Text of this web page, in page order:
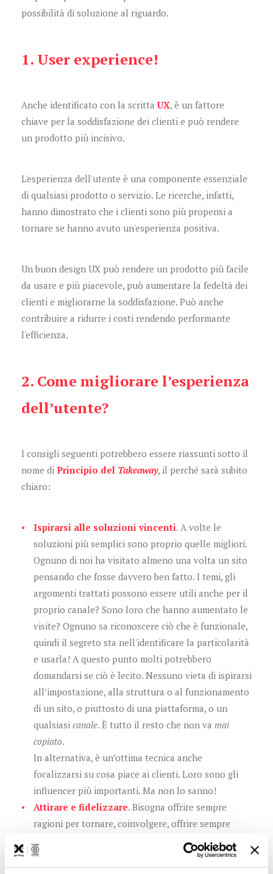
possibilità di soluzione al riguardo.
1. User experience!
Anche identificato con la scrittaUX, è un fattore
chiave per la soddisfazione dei clienti e può rendere
un prodotto più incisivo.
L'esperienza dell'utente è una componente essenziale
di qualsiasi prodotto o servizio. Le ricerche, infatti,
hanno dimostrato che i clienti sono più propensi a
tornare se hanno avuto un'esperienza positiva.
Un buon design UX può rendere un prodotto più facile
da usare e più piacevole, può aumentare la fedeltà dei
clienti e migliorarne la soddisfazione. Può anche
contribuire a ridurre i costi rendendo performante
l'efficienza.
2. Come migliorare l’esperienza
dell’utente?
I consigli seguenti potrebbero essere riassunti sotto il
nome di Principio del Takeaway, il perché sarà subito
chiaro:
Ispirarsi alle soluzioni vincenti. A volte le
soluzioni più semplici sono proprio quelle migliori.
Ognuno di noi ha visitato almeno una volta un sito
pensando che fosse davvero ben fatto. I temi, gli
argomenti trattati possono essere utili anche per il
proprio canale? Sono loro che hanno aumentato le
visite? Ognuno sa riconoscere ciò che è funzionale,
quindi il segreto sta nell'identificare la particolarità
e usarla! A questo punto molti potrebbero
domandarsi se ciò è lecito. Nessuno vieta di ispirarsi
all’impostazione, alla struttura o al funzionamento
di un sito, o piuttosto di una piattaforma, o un
qualsiasi canale. È tutto il resto che non va mai
copiato.
In alternativa, è un’ottima tecnica anche
focalizzarsi su cosa piace ai clienti. Loro sono gli
influencer più importanti. Ma non lo sanno!
Attirare e fidelizzare. Bisogna offrire sempre
ragioni per tornare, coinvolgere, offrire sempre
nuove occasioni per rivolgersi ancora ai propri
servizi. E far sentire al sicuro, usando espressioni